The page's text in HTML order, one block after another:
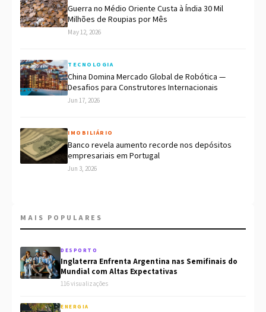
Guerra no Médio Oriente Custa à Índia 30 Mil
Milhões de Roupias por Mês
May 12, 2026
TECNOLOGIA
China Domina Mercado Global de Robótica —
Desafios para Construtores Internacionais
Jun 17, 2026
IMOBILIÁRIO
Banco revela aumento recorde nos depósitos
empresariais em Portugal
Jun 3, 2026
MAIS POPULARES
DESPORTO
Inglaterra Enfrenta Argentina nas Semifinais do
Mundial com Altas Expectativas
116 visualizações
ENERGIA